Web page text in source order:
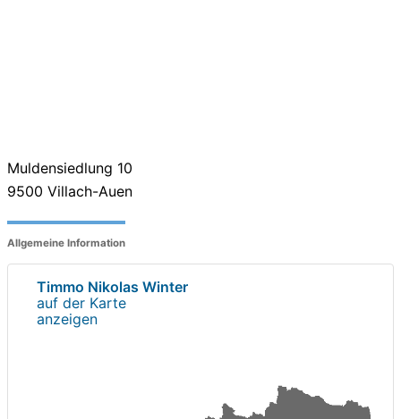
Muldensiedlung 10
9500 Villach-Auen
Allgemeine Information
Timmo Nikolas Winter
auf der Karte
anzeigen